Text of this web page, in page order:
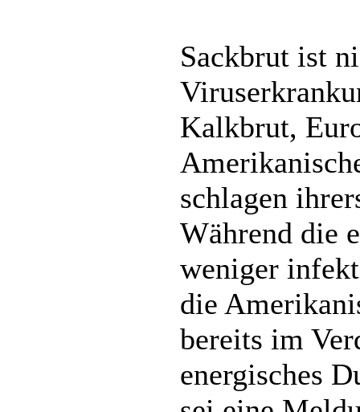
Sackbrut ist
Kalkbrut,
schlagen
Während die
weniger
die
bereits im
energisches